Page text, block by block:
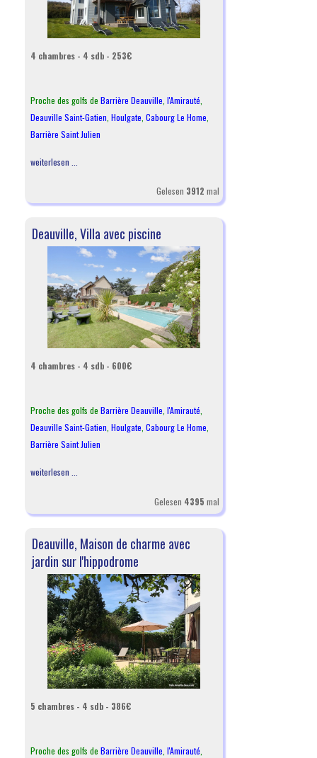
4 chambres - 4 sdb - 253€
Proche des golfs de Barrière Deauville l'Amirauté
Deauville Saint-Gatien Houlgate Cabourg Le Home
Barrière Saint Julien
weiterlesen ...
Gelesen 3912 mal
Deauville, Villa avec piscine
4 chambres - 4 sdb - 600€
Proche des golfs de Barrière Deauville l'Amirauté
Deauville Saint-Gatien Houlgate Cabourg Le Home
Barrière Saint Julien
weiterlesen ...
Gelesen 4395 mal
Deauville, Maison de charme avec
jardin sur l'hippodrome
5 chambres - 4 sdb - 386€
Proche des golfs de Barrière Deauville l'Amirauté